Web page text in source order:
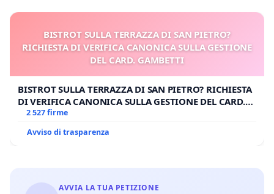
BISTROT SULLA TERRAZZA DI SAN PIETRO?
RICHIESTA DI VERIFICA CANONICA SULLA GESTIONE
DEL CARD. GAMBETTI
BISTROT SULLA TERRAZZA DI SAN PIETRO? RICHIESTA
DI VERIFICA CANONICA SULLA GESTIONE DEL CARD.
GAMBETTI
2 527 firme
Avviso di trasparenza
AVVIA LA TUA PETIZIONE